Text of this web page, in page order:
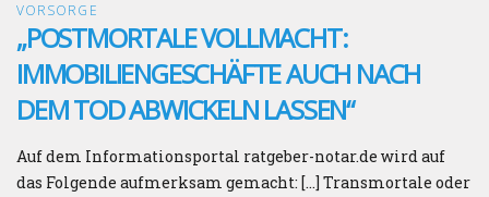
VORSORGE
„POSTMORTALE VOLLMACHT:
IMMOBILIENGESCHÄFTE AUCH NACH
DEM TOD ABWICKELN LASSEN“
Auf dem Informationsportal ratgeber-notar.de wird auf
das Folgende aufmerksam gemacht: […] Transmortale oder